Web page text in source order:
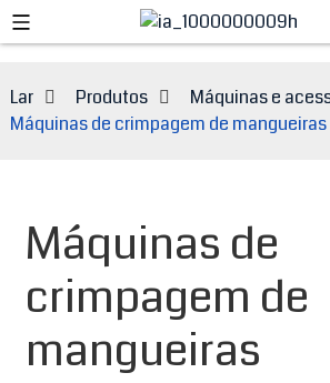
Lar Produtos
Máquinas e
Máquinas de crimpagem de mangueiras
Máquinas de
crimpagem de
mangueiras